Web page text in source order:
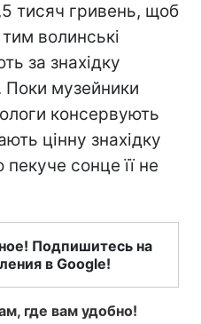
тисяч гривень, щоб
волинські
за знахідку
Поки музейники
консервують
цінну знахідку
сонце її не
Подпишитесь на
в Google!
где вам удобно!